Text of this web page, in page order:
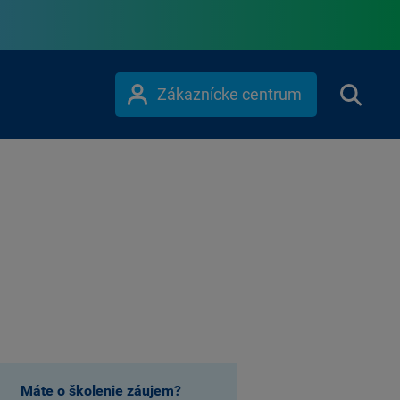
Zákaznícke centrum
Máte o školenie záujem?